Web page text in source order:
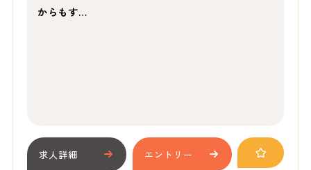
からもす…
求人詳細 エントリー